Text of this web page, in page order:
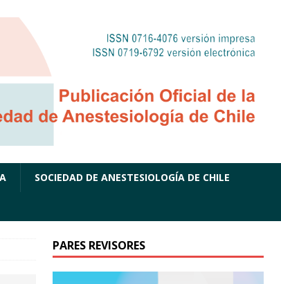
SOCIEDAD DE ANESTESIOLOGÍA DE CHILE
PARES REVISORES